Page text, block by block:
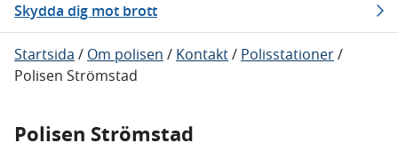
Skydda dig mot brott
Startsida / Om polisen / Kontakt/ Polisstationer/
Polisen Strömstad
Polisen Strömstad